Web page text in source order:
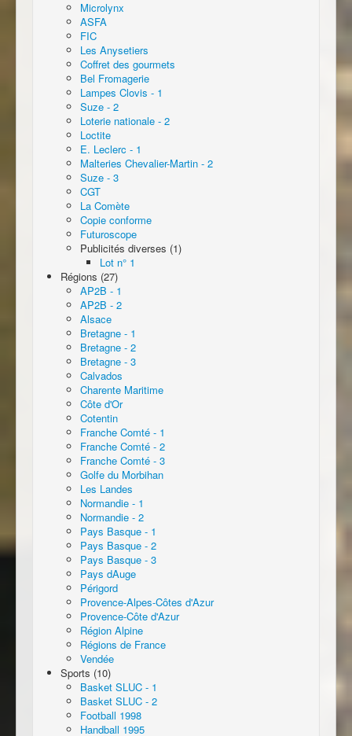
Microlynx
ASFA
FIC
Les Anysetiers
Coffret des gourmets
Bel Fromagerie
Lampes Clovis - 1
Suze - 2
Loterie nationale - 2
Loctite
E. Leclerc - 1
Malteries Chevalier-Martin - 2
Suze - 3
CGT
La Comète
Copie conforme
Futuroscope
Publicités diverses (1)
Lot n° 1
Régions (27)
AP2B - 1
AP2B - 2
Alsace
Bretagne - 1
Bretagne - 2
Bretagne - 3
Calvados
Charente Maritime
Côte d'Or
Cotentin
Franche Comté - 1
Franche Comté - 2
Franche Comté - 3
Golfe du Morbihan
Les Landes
Normandie - 1
Normandie - 2
Pays Basque - 1
Pays Basque - 2
Pays Basque - 3
Pays dAuge
Périgord
Provence-Alpes-Côtes d'Azur
Provence-Côte d'Azur
Région Alpine
Régions de France
Vendée
Sports (10)
Basket SLUC - 1
Basket SLUC - 2
Football 1998
Handball 1995